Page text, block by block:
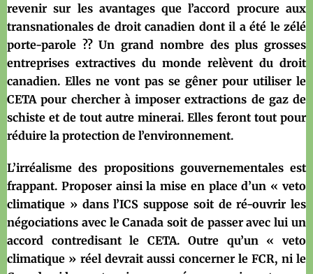
revenir sur les avantages que l’accord procure aux
transnationales de droit canadien dont il a été le zélé
porte-parole ?? Un grand nombre des plus grosses
entreprises extractives du monde relèvent du droit
canadien. Elles ne vont pas se gêner pour utiliser le
CETA pour chercher à imposer extractions de gaz de
schiste et de tout autre minerai. Elles feront tout pour
réduire la protection de l’environnement.
L’irréalisme des propositions gouvernementales est
frappant. Proposer ainsi la mise en place d’un « veto
climatique » dans l’ICS suppose soit de ré-ouvrir les
négociations avec le Canada soit de passer avec lui un
accord contredisant le CETA. Outre qu’un « veto
climatique » réel devrait aussi concerner le FCR, ni le